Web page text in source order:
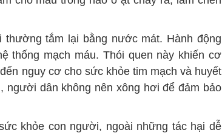
tắm lại bằng nước mát. Hành động
thống mạch máu. Thói quen này khiến cơ
nguy cơ cho sức khỏe tim mạch và huyết
dân không nên xông hơi để đảm bảo
khỏe con người, ngoài những tác hại dễ